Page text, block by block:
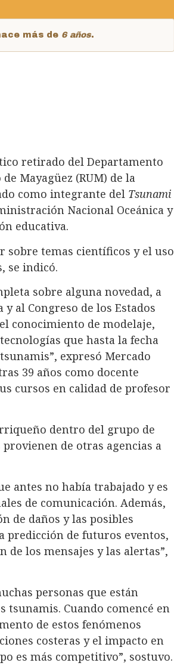
más de 6 años.
retirado del Departamento
Mayagüez (RUM) de la
como integrante del Tsunami
Nacional Oceánica y
educativa.
sobre temas científicos y el uso
se indicó.
sobre alguna novedad, a
al Congreso de los Estados
conocimiento de modelaje,
que hasta la fecha
expresó Mercado
39 años como docente
cursos en calidad de profesor
dentro del grupo de
de otras agencias a
antes no había trabajado y es
de comunicación. Además,
de daños y las posibles
predicción de futuros eventos,
los mensajes y las alertas”,
personas que están
tsunamis. Cuando comencé en
de estos fenómenos
costeras y el impacto en
es más competitivo”, sostuvo.